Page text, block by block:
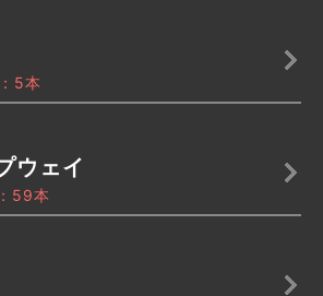
5本
ウェイ
59本